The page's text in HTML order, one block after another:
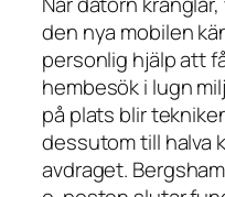
den nya mobilen
personlig hjälp att
hembesök i lugn
på plats blir
dessutom till halva
avdraget.